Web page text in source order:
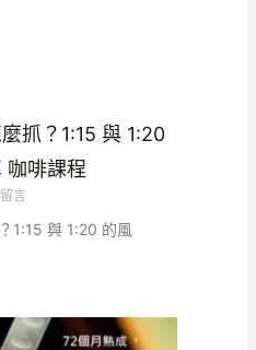
抓？1:15 與 1:20
咖啡課程
言
1:15 與 1:20 的風